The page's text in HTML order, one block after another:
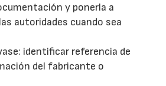
y ponerla a
autoridades cuando sea
identificar referencia de
del fabricante o